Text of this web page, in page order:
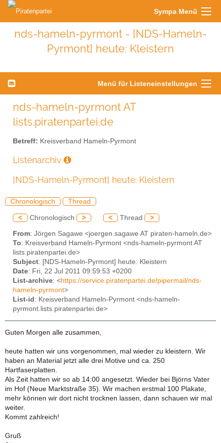
Sympa Menü
nds-hameln-pyrmont - [NDS-Hameln-
Pyrmont] heute: Kleistern
Menü für Listeneinstellungen
nds-hameln-pyrmont AT
lists.piratenpartei.de
Betreff: Kreisverband Hameln-Pyrmont
Listenarchiv
[NDS-Hameln-Pyrmont] heute: Kleistern
Chronologisch Thread
< Chronologisch > < Thread >
From: Jörgen Sagawe <joergen.sagawe AT piraten-hameln.de>
To: Kreisverband Hameln-Pyrmont <nds-hameln-pyrmont AT
lists.piratenpartei.de>
Subject: [NDS-Hameln-Pyrmont] heute: Kleistern
Date: Fri, 22 Jul 2011 09:59:53 +0200
List-archive: <https://service.piratenpartei.de/pipermail/nds-
hameln-pyrmont>
List-id : Kreisverband Hameln-Pyrmont <nds-hameln-
pyrmont.lists.piratenpartei.de>
Guten Morgen alle zusammen,
heute hatten wir uns vorgenommen, mal wieder zu kleistern. Wir
haben an Material jetzt alle drei Motive und ca. 250
Hartfaserplatten.
Als Zeit hatten wir so ab 14:00 angesetzt. Wieder bei Björns Vater
im Hof (Neue Marktstraße 35). Wir machen erstmal 100 Plakate,
mehr können wir dort nicht trocknen lassen, dann schauen wir mal
weiter.
Kommt zahlreich!
Gruß